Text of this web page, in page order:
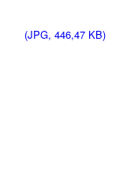
(JPG, 446,47 KB)